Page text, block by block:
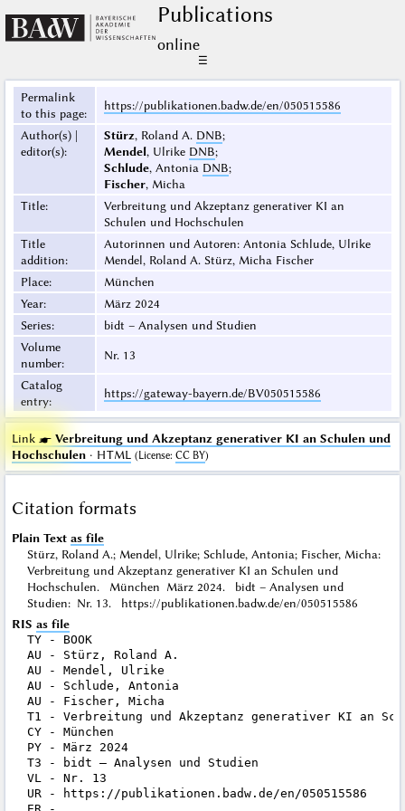
Publications
online
☰
Permalink
to this page:
https://publikationen.badw.de/en/050515586
Author(s) |
editor(s):
Stürz, Roland A. DNB;
Mendel, Ulrike DNB;
Schlude, Antonia DNB;
Fischer, Micha
Title:
Verbreitung und Akzeptanz generativer KI an
Schulen und Hochschulen
Title
addition:
Autorinnen und Autoren: Antonia Schlude, Ulrike
Mendel, Roland A. Stürz, Micha Fischer
Place:
München
Year:
März 2024
Series:
bidt – Analysen und Studien
Volume
number:
Nr. 13
Catalog
entry:
https://gateway-bayern.de/BV050515586
Link ☛ Verbreitung und Akzeptanz generativer KI an Schulen und
Hochschulen· HTML (License: CC BY)
Citation formats
Plain Text as file
Stürz, Roland A.; Mendel, Ulrike; Schlude, Antonia; Fischer, Micha:
Verbreitung und Akzeptanz generativer KI an Schulen und
Hochschulen. München März 2024. bidt – Analysen und
Studien: Nr. 13. https://publikationen.badw.de/en/050515586
RIS as file
TY - BOOK
AU - Stürz, Roland A.
AU - Mendel, Ulrike
AU - Schlude, Antonia
AU - Fischer, Micha
T1 - Verbreitung und Akzeptanz generativer KI an
CY - München
PY - März 2024
T3 - bidt – Analysen und Studien
VL - Nr. 13
UR - https://publikationen.badw.de/en/050515586